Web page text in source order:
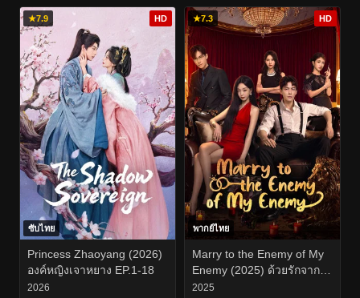
★7.9 HD
ซับไทย
Princess Zhaoyang (2026)
องค์หญิงเจาหยาง EP.1-18
2026
★7.3 HD
พากย์ไทย
Marry to the Enemy of My
Enemy (2025) ด้วยรักจาก
ดวงตะวัน EP.1-24
2025